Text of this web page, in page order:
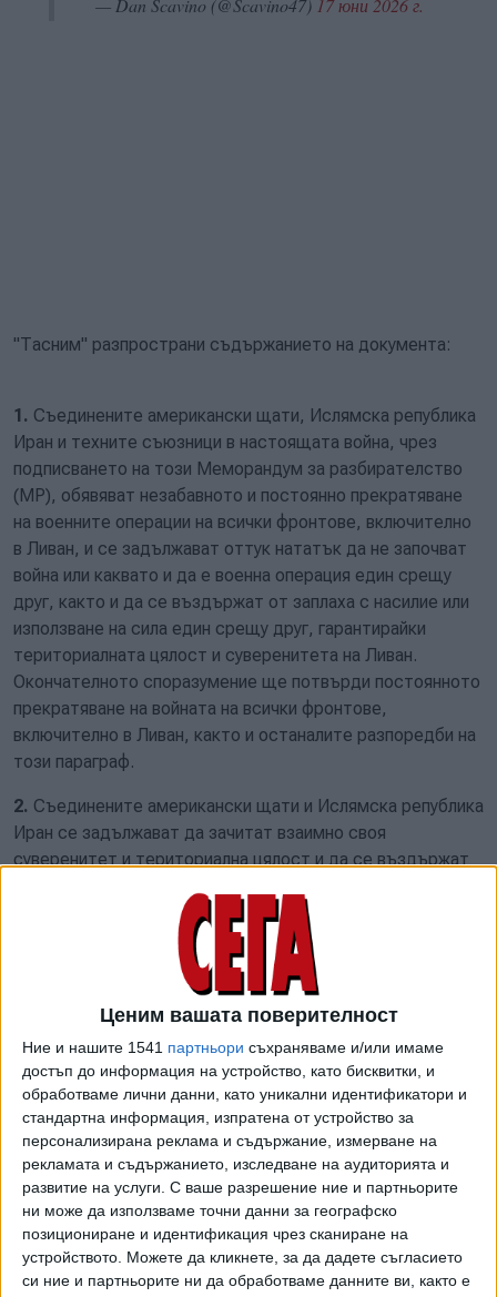
Ценим вашата поверителност
Ние и нашите 1541 партньори съхраняваме и/или имаме
достъп до информация на устройство, като бисквитки, и
обработваме лични данни, като уникални идентификатори и
стандартна информация, изпратена от устройство за
персонализирана реклама и съдържание, измерване на
рекламата и съдържанието, изследване на аудиторията и
развитие на услуги. С ваше разрешение ние и партньорите
ни може да използваме точни данни за географско
позициониране и идентификация чрез сканиране на
устройството. Можете да кликнете, за да дадете съгласието
си ние и партньорите ни да обработваме данните ви, както е
— Dan Scavino (@Scavino47) 17 юни 2026 г.
"Тасним" разпространи съдържанието на документа:
1. Съединените американски щати, Ислямска република
Иран и техните съюзници в настоящата война, чрез
подписването на този Меморандум за разбирателство
(МР), обявяват незабавното и постоянно прекратяване
на военните операции на всички фронтове, включително
в Ливан, и се задължават оттук нататък да не започват
война или каквато и да е военна операция един срещу
друг, както и да се въздържат от заплаха с насилие или
използване на сила един срещу друг, гарантирайки
териториалната цялост и суверенитета на Ливан.
Окончателното споразумение ще потвърди постоянното
прекратяване на войната на всички фронтове,
включително в Ливан, както и останалите разпоредби на
този параграф.
2. Съединените американски щати и Ислямска република
Иран се задължават да зачитат взаимно своя
суверенитет и териториална цялост и да се въздържат
Съединените американски щати и Ислямска република
Иран се ангажират да преговарят и да постигнат
окончателно споразумение в рамките на максимум 60
дни, като този срок може да бъде удължен по взаимно
съгласие.
4.Веднага след подписването на този МР Съединените
американски щати ще започнат премахването на своята
морска блокада и на всякакви смущения или пречки
срещу Ислямска република Иран, като ще прекратят
напълно морската блокада в рамките на 30 дни. През
този период движението на плавателни съдове ще бъде
съразмерно с обема на довоенния трафик,
възстановяван от Ислямска република Иран.